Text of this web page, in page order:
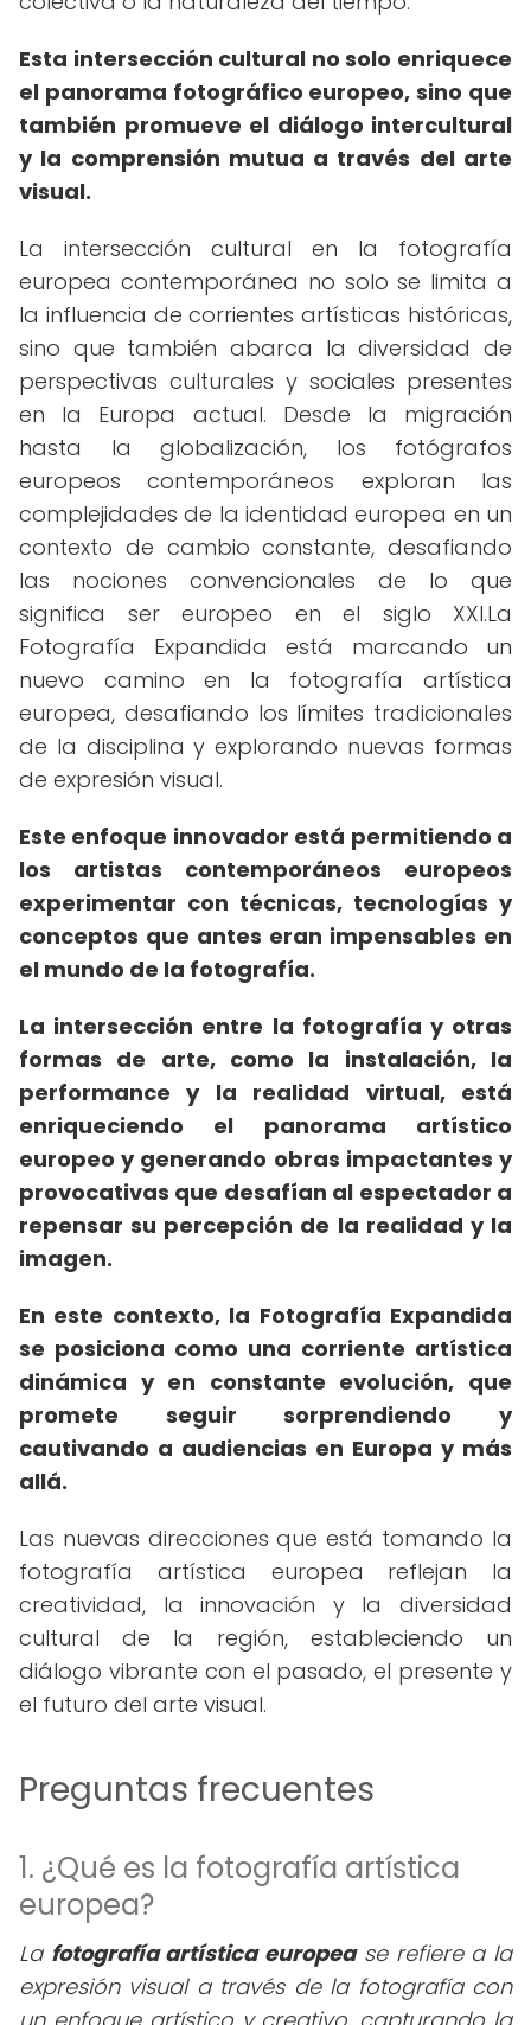
Esta intersección cultural no solo enriquece
el panorama fotográfico europeo, sino que
también promueve el diálogo intercultural
y la comprensión mutua a través del arte
visual.
La intersección cultural en la fotografía
europea contemporánea no solo se limita a
la influencia de corrientes artísticas históricas,
sino que también abarca la diversidad de
perspectivas culturales y sociales presentes
en la Europa actual. Desde la migración
hasta la globalización, los fotógrafos
europeos contemporáneos exploran las
complejidades de la identidad europea en un
contexto de cambio constante, desafiando
las nociones convencionales de lo que
significa ser europeo en el siglo XXI.La
Fotografía Expandida está marcando un
nuevo camino en la fotografía artística
europea, desafiando los límites tradicionales
de la disciplina y explorando nuevas formas
de expresión visual.
Este enfoque innovador está permitiendo a
los artistas contemporáneos europeos
experimentar con técnicas, tecnologías y
conceptos que antes eran impensables en
el mundo de la fotografía.
La intersección entre la fotografía y otras
formas de arte, como la instalación, la
performance y la realidad virtual, está
enriqueciendo el panorama artístico
europeo y generando obras impactantes y
provocativas que desafían al espectador a
repensar su percepción de la realidad y la
imagen.
En este contexto, la Fotografía Expandida
se posiciona como una corriente artística
dinámica y en constante evolución, que
promete seguir sorprendiendo y
cautivando a audiencias en Europa y más
allá.
Las nuevas direcciones que está tomando la
fotografía artística europea reflejan la
creatividad, la innovación y la diversidad
cultural de la región, estableciendo un
diálogo vibrante con el pasado, el presente y
el futuro del arte visual.
Preguntas frecuentes
1. ¿Qué es la fotografía artística
europea?
La fotografía artística europease refiere a la
expresión visual a través de la fotografía con